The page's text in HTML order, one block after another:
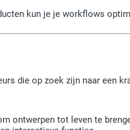
kun je je workflows
die op zoek zijn naar een
ontwerpen tot leven te